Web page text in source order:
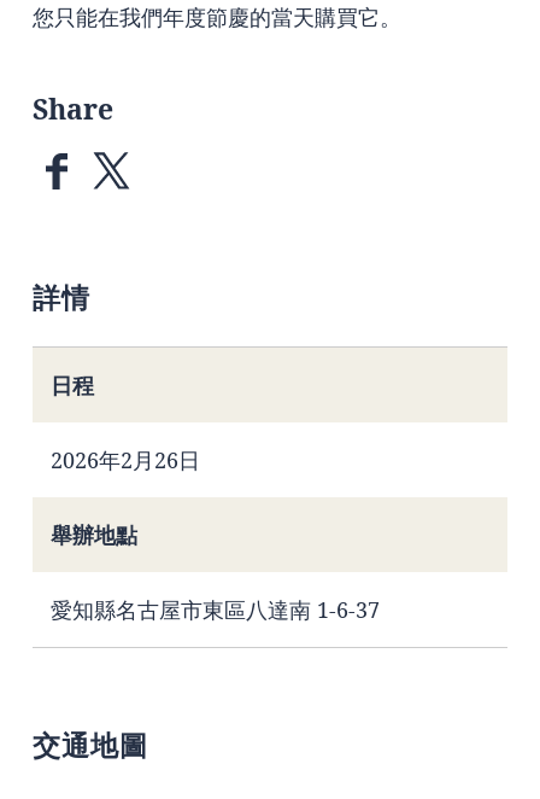
您只能在我們年度節慶的當天購買它。
Share
詳情
日程
2026年2月26日
舉辦地點
愛知縣名古屋市東區八達南 1-6-37
交通地圖